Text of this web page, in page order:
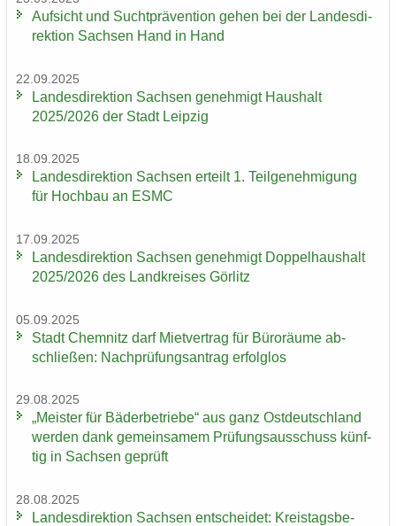
Auf­sicht und Sucht­prä­ven­ti­on gehen bei der Lan­des­di­
rek­ti­on Sach­sen Hand in Hand
22.09.2025
Lan­des­di­rek­ti­on Sach­sen ge­neh­migt Haus­halt
2025/2026 der Stadt Leip­zig
18.09.2025
Lan­des­di­rek­ti­on Sach­sen er­teilt 1. Teil­ge­neh­mi­gung
für Hoch­bau an ESMC
17.09.2025
Lan­des­di­rek­ti­on Sach­sen ge­neh­migt Dop­pel­haus­halt
2025/2026 des Land­krei­ses Gör­litz
05.09.2025
Stadt Chem­nitz darf Miet­ver­trag für Bü­ro­räu­me ab­
schlie­ßen: Nach­prü­fungs­an­trag er­folg­los
29.08.2025
„Meis­ter für Bä­der­be­trie­be“ aus ganz Ost­deutsch­land
wer­den dank ge­mein­sa­mem Prü­fungs­aus­schuss künf­
tig in Sach­sen ge­prüft
28.08.2025
Lan­des­di­rek­ti­on Sach­sen ent­schei­det: Kreis­tags­be­